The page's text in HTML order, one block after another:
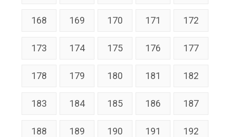
168 169 170 171 172
173 174 175 176 177
178 179 180 181 182
183 184 185 186 187
188 189 190 191 192